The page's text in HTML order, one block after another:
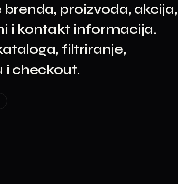
proizvoda, akcija,
i kontakt informacija.
filtriranje,
i checkout.